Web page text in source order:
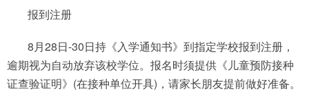
报到注册
8月28日-30日持《入学通知书》到指定学校报到注册，
逾期视为自动放弃该校学位。报名时须提供《儿童预防接种
证查验证明》(在接种单位开具)，请家长朋友提前做好准备。